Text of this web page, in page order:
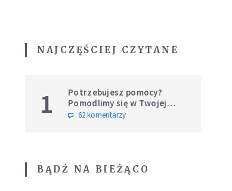
NAJCZĘŚCIEJ CZYTANE
1
Potrzebujesz pomocy?
Pomodlimy się w Twojej
intencji
62 komentarzy
BĄDŹ NA BIEŻĄCO